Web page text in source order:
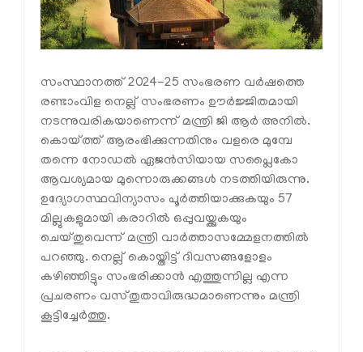
സംസ്ഥാനത്ത് 2024-25 സംഭരണ വർഷത്തെ
രണ്ടാംവിള നെല്ല് സംഭരണം ഊർജ്ജിതമായി
നടന്നുവരികയാണെന്ന് മന്ത്രി ജി ആർ അനിൽ.
കൊയ്ത്ത്‌ ആരംഭിക്കുന്നതിനും വളരെ മുമ്പേ
തന്നെ നോഡൽ ഏജൻസിയായ സപ്ലൈകോ
ആവശ്യമായ മുന്നൊരുക്കങ്ങൾ നടത്തിയിരുന്നു.
ഉദ്യോഗസ്ഥവിന്യാസം പൂർത്തിയാക്കുകയും 57
മില്ലുകളുമായി കരാറിൽ ഒപ്പുവയ്ക്കുകയും
ചെയ്തുവെന്ന് മന്ത്രി വാർത്താസമ്മേളനത്തിൽ
പറഞ്ഞു. നെല്ല് കൊയ്തിട്ട് ദിവസങ്ങളോളം
കഴിഞ്ഞിട്ടും സംഭരിക്കാൻ എത്തുന്നില്ല എന്ന
പ്രചരണം വസ്തുതാവിരുദ്ധമാണെന്നും മന്ത്രി
കൂട്ടിച്ചേർത്തു.